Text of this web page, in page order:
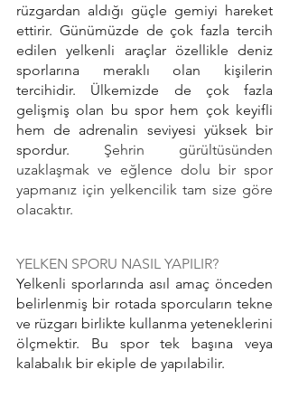
rüzgardan aldığı güçle gemiyi hareket
ettirir. Günümüzde de çok fazla tercih
edilen yelkenli araçlar özellikle deniz
sporlarına meraklı olan kişilerin
tercihidir. Ülkemizde de çok fazla
gelişmiş olan bu spor hem çok keyifli
hem de adrenalin seviyesi yüksek bir
spordur. Şehrin gürültüsünden
uzaklaşmak ve eğlence dolu bir spor
yapmanız için yelkencilik tam size göre
olacaktır.
YELKEN SPORU NASIL YAPILIR?
Yelkenli sporlarında asıl amaç önceden
belirlenmiş bir rotada sporcuların tekne
ve rüzgarı birlikte kullanma yeteneklerini
ölçmektir. Bu spor tek başına veya
kalabalık bir ekiple de yapılabilir.